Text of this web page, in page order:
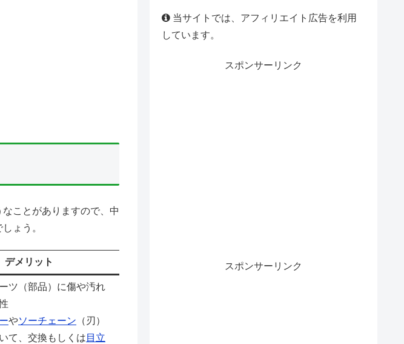
ことがありますので、中
ょう。
デメリット
ツ（部品）に傷や汚れ
やソーチェーン （刃）
て、交換もしくは 目立
当サイトでは、アフィリエイト広告を利用
しています。
スポンサーリンク
スポンサーリンク